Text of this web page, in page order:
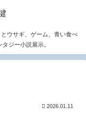
ウサギ、ゲーム、青い食べ
ジー小説展示。
2026.01.11